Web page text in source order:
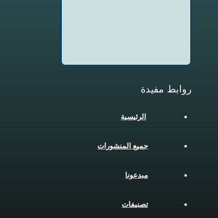
روابط مفيدة
الرئيسية
جميع المنشورات
مبدعونا
تصنيفات